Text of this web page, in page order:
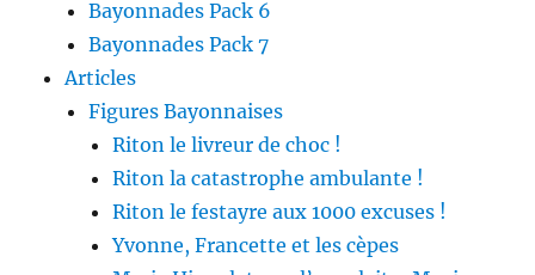
Bayonnades Pack 6
Bayonnades Pack 7
Articles
Figures Bayonnaises
Riton le livreur de choc !
Riton la catastrophe ambulante !
Riton le festayre aux 1000 excuses !
Yvonne, Francette et les cèpes